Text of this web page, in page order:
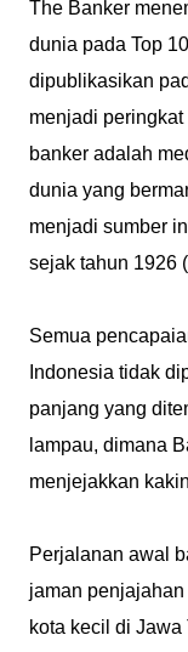
The Banker
dunia pada Top
dipublikasikan
menjadi
banker adalah
dunia yang
menjadi sumber
sejak tahun 1926
Semua
Indonesia tidak
panjang yang
lampau, dimana
menjejakkan
Perjalanan awal
jaman
kota kecil di